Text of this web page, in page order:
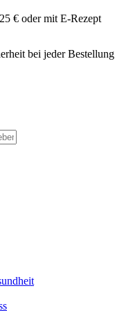
€ oder mit E-Rezept
bei jeder Bestellung